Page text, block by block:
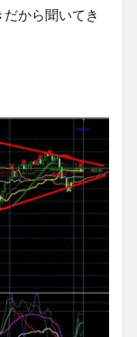
から聞いてき